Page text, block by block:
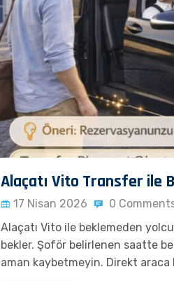
Alaçatı Vito Transfer ile
17 Nisan 2026
0
Alaçatı Vito ile beklemeden
bekler. Şoför belirlenen saatte
aman kaybetmeyin. Direkt araca